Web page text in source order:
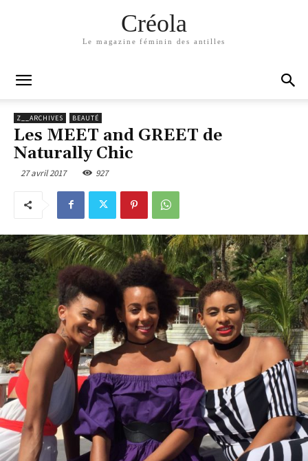
Créola
Le magazine féminin des antilles
Z__ARCHIVES BEAUTÉ
Les MEET and GREET de
Naturally Chic
27 avril 2017 927